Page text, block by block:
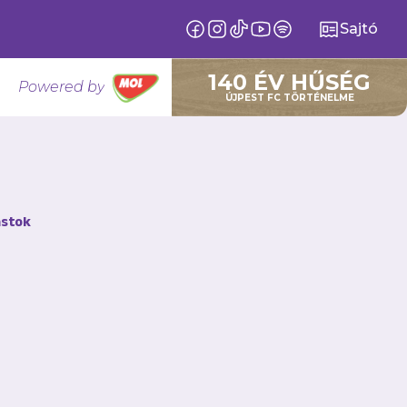
Sajtó
Powered by 140 ÉV HŰSÉG
ÚJPEST FC TÖRTÉNELME